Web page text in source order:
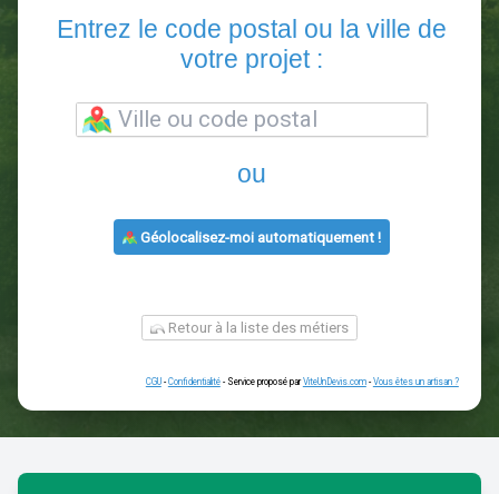
2 3
Entrez le code postal ou la
ou